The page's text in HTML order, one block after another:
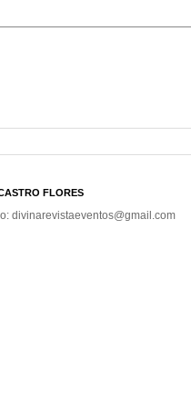
FLORES
divinarevistaeventos@gmail.com